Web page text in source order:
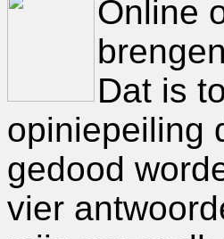
Online
Dat is
opiniepeiling
gedood
vier